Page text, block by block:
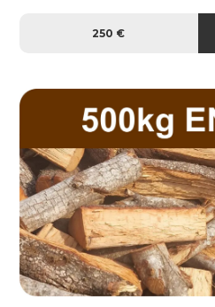
250 €